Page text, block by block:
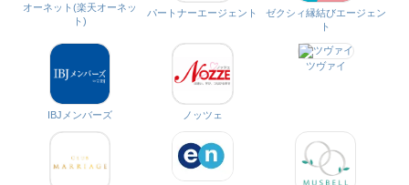
オーネット(楽天オーネッ
ト)
パートナーエージェント
ゼクシィ縁結びエージェン
ト
IBJメンバーズ ノッツェ
ツヴァイ